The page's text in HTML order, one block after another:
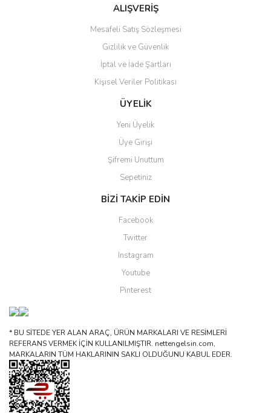
Bu ürüne benzer farklı alternatifler olmalı.
Gönder
ALIŞVERİŞ
Mesafeli Satış Sözleşmesi
Gizlilik ve Güvenlik
İptal ve İade Şartları
Kişisel Veriler Politikası
ÜYELİK
Yeni Üyelik
Üye Girişi
Şifremi Unuttum
Sepetiniz
BİZİ TAKİP EDİN
Facebook
Twitter
Instagram
Youtube
Pinterest
* BU SİTEDE YER ALAN ARAÇ, ÜRÜN MARKALARI VE RESİMLERİ
REFERANS VERMEK İÇİN KULLANILMIŞTIR. nettengelsin.com,
MARKALARIN TÜM HAKLARININ SAKLI OLDUĞUNU KABUL EDER.